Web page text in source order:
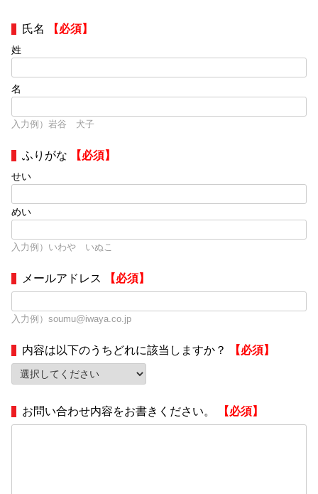
氏名 【必須】
姓
名
入力例）岩谷 犬子
ふりがな 【必須】
せい
めい
入力例）いわや いぬこ
メールアドレス 【必須】
入力例）soumu@iwaya.co.jp
内容は以下のうちどれに該当しますか？ 【必須】
お問い合わせ内容をお書きください。 【必須】